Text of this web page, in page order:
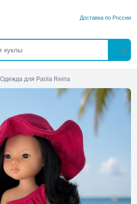
Доставка по России
Одежда для Paola Reina